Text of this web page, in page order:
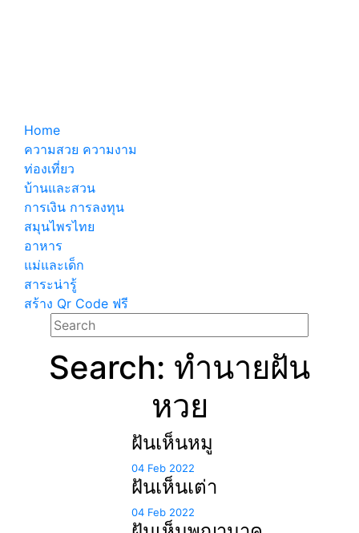
Home
ความสวย ความงาม
ท่องเที่ยว
บ้านและสวน
การเงิน การลงทุน
สมุนไพรไทย
อาหาร
แม่และเด็ก
สาระน่ารู้
สร้าง Qr Code ฟรี
Search: ทำนายฝัน
หวย
ฝันเห็นหมู
04 Feb 2022
ฝันเห็นเต่า
04 Feb 2022